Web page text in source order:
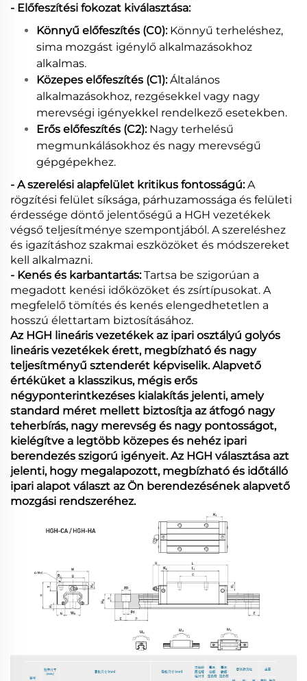
- Előfeszítési fokozat kiválasztása:
Könnyű előfeszítés (C0): Könnyű terheléshez,
sima mozgást igénylő alkalmazásokhoz
alkalmas.
Közepes előfeszítés (C1):Általános
alkalmazásokhoz, rezgésekkel vagy nagy
merevségi igényekkel rendelkező esetekben.
Erős előfeszítés (C2): Nagy terhelésű
megmunkálásokhoz és nagy merevségű
gépgépekhez.
- A szerelési alapfelület kritikus fontosságú:A
rögzítési felület síksága, párhuzamossága és felületi
érdessége döntő jelentőségű a HGH vezetékek
végső teljesítménye szempontjából. A szereléshez
és igazításhoz szakmai eszközöket és módszereket
kell alkalmazni.
- Kenés és karbantartás:Tartsa be szigorúan a
megadott kenési időközöket és zsírtípusokat. A
megfelelő tömítés és kenés elengedhetetlen a
hosszú élettartam biztosításához.
Az HGH lineáris vezetékek az ipari osztályú golyós
lineáris vezetékek érett, megbízható és nagy
teljesítményű sztenderét képviselik. Alapvető
értéküket a klasszikus, mégis erős
négyponterintkezéses kialakítás jelenti, amely
standard méret mellett biztosítja az átfogó nagy
teherbírás, nagy merevség és nagy pontosságot,
kielégítve a legtöbb közepes és nehéz ipari
berendezés szigorú igényeit. Az HGH választása azt
jelenti, hogy megalapozott, megbízható és időtálló
ipari alapot választ az Ön berendezésének alapvető
mozgási rendszeréhez.